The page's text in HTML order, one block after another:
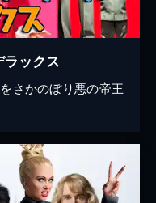
ックス
さかのぼり悪の帝王